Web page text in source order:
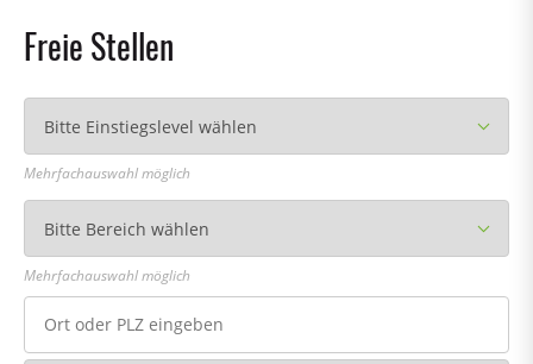
Freie Stellen
Mehrfachauswahl möglich
Mehrfachauswahl möglich